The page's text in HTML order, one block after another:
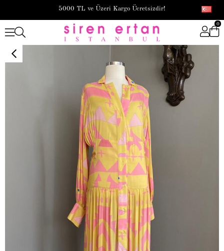
5000 TL ve Üzeri Kargo Ücretsizdir!
0